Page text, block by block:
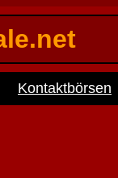
Kontaktbörsen